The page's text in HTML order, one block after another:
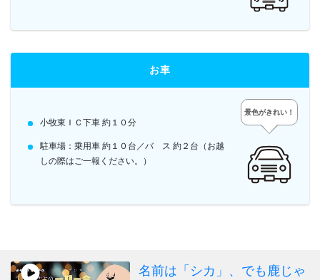
お車
小牧東ＩＣ下車 約１０分
駐車場：乗用車 約１０台／バ ス 約２台（お越
しの際はご一報ください。）
景色がきれい！
名前は「シカ」、でも鹿じゃ